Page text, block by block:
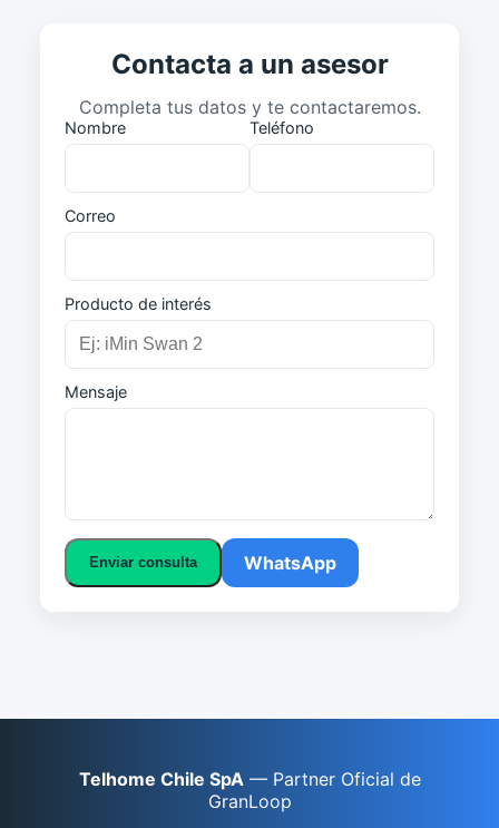
Contacta a un asesor
Completa tus datos y te contactaremos.
Nombre Teléfono
Correo
Producto de interés
Mensaje
Enviar consulta WhatsApp
Telhome Chile SpA — Partner Oficial de
GranLoop